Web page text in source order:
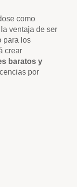
como
ventaja de ser
para los
crear
baratos y
por